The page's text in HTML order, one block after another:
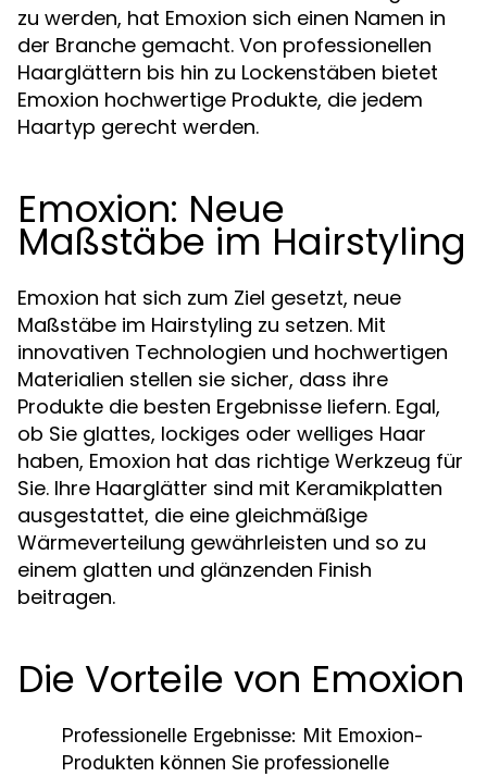
zu werden, hat Emoxion sich einen Namen in
der Branche gemacht. Von professionellen
Haarglättern bis hin zu Lockenstäben bietet
Emoxion hochwertige Produkte, die jedem
Haartyp gerecht werden.
Emoxion: Neue
Maßstäbe im Hairstyling
Emoxion hat sich zum Ziel gesetzt, neue
Maßstäbe im Hairstyling zu setzen. Mit
innovativen Technologien und hochwertigen
Materialien stellen sie sicher, dass ihre
Produkte die besten Ergebnisse liefern. Egal,
ob Sie glattes, lockiges oder welliges Haar
haben, Emoxion hat das richtige Werkzeug für
Sie. Ihre Haarglätter sind mit Keramikplatten
ausgestattet, die eine gleichmäßige
Wärmeverteilung gewährleisten und so zu
einem glatten und glänzenden Finish
beitragen.
Die Vorteile von Emoxion
Professionelle Ergebnisse: Mit Emoxion-
Produkten können Sie professionelle